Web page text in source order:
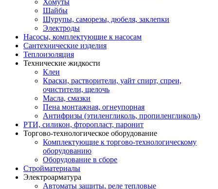
Хомуты
Шайбы
Шурупы, саморезы, дюбеля, заклепки
Электроды
Насосы, комплектующие к насосам
Сантехнические изделия
Теплоизоляция
Технические жидкости
Клеи
Краски, растворители, уайт спирт, спреи,
очистители, щелочь
Масла, смазки
Пена монтажная, огнеупорная
Антифризы (этиленгликоль, пропиленгликоль)
РТИ, силикон, фторопласт, паронит
Торгово-технологическое оборудование
Комплектующие к торгово-технологическому
оборудованию
Оборудование в сборе
Стройматериалы
Электроарматура
Автоматы защиты, реле тепловые